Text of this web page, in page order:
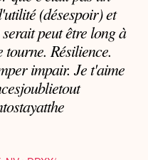
(désespoir) et
peut être long à
Résilience.
impair. Je t'aime